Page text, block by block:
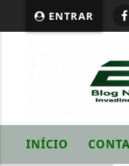
ENTRAR
INÍCIO